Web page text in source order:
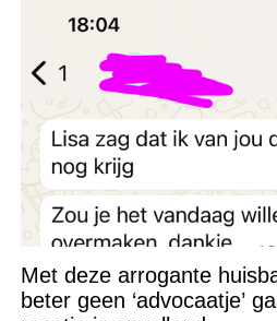
Met deze arrogante
beter geen ‘advocaatje’